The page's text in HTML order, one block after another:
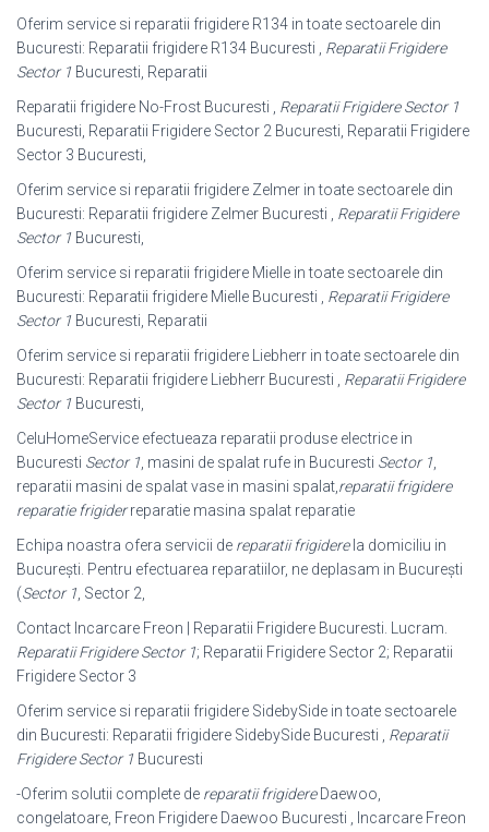
Oferim service si reparatii frigidere R134 in toate sectoarele din
Bucuresti: Reparatii frigidere R134 Bucuresti , Reparatii Frigidere
Sector 1 Bucuresti, Reparatii
Reparatii frigidere No-Frost Bucuresti , Reparatii Frigidere Sector 1
Bucuresti, Reparatii Frigidere Sector 2 Bucuresti, Reparatii Frigidere
Sector 3 Bucuresti,
Oferim service si reparatii frigidere Zelmer in toate sectoarele din
Bucuresti: Reparatii frigidere Zelmer Bucuresti , Reparatii Frigidere
Sector 1 Bucuresti,
Oferim service si reparatii frigidere Mielle in toate sectoarele din
Bucuresti: Reparatii frigidere Mielle Bucuresti , Reparatii Frigidere
Sector 1 Bucuresti, Reparatii
Oferim service si reparatii frigidere Liebherr in toate sectoarele din
Bucuresti: Reparatii frigidere Liebherr Bucuresti , Reparatii Frigidere
Sector 1 Bucuresti,
CeluHomeService efectueaza reparatii produse electrice in
Bucuresti Sector 1, masini de spalat rufe in Bucuresti Sector 1,
reparatii masini de spalat vase in masini spalat,reparatii frigidere
reparatie frigiderreparatie masina spalat reparatie
Echipa noastra ofera servicii de reparatii frigiderela domiciliu in
București. Pentru efectuarea reparatiilor, ne deplasam in București
(Sector 1, Sector 2,
Contact Incarcare Freon | Reparatii Frigidere Bucuresti. Lucram.
Reparatii Frigidere Sector 1; Reparatii Frigidere Sector 2; Reparatii
Frigidere Sector 3
Oferim service si reparatii frigidere SidebySide in toate sectoarele
din Bucuresti: Reparatii frigidere SidebySide Bucuresti , Reparatii
Frigidere Sector 1 Bucuresti
-Oferim solutii complete de reparatii frigidereDaewoo,
congelatoare, Freon Frigidere Daewoo Bucuresti , Incarcare Freon